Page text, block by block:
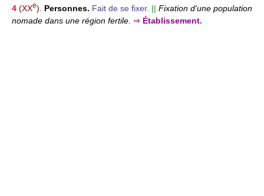
4 (XXe). Personnes. Fait de se fixer. || Fixation d'une population
nomade dans une région fertile. ⇒ Établissement.